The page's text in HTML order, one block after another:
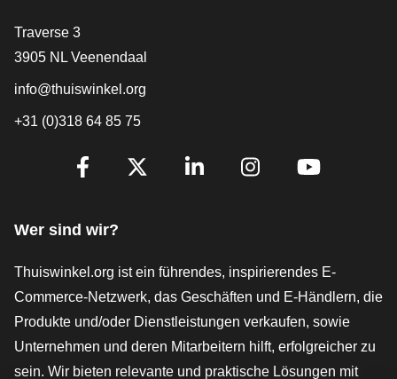
[_General:Contact]
Traverse 3
3905 NL Veenendaal
info@thuiswinkel.org
+31 (0)318 64 85 75
[_General:SocialMediaTitle]
Wer sind wir?
Thuiswinkel.org ist ein führendes, inspirierendes E-
Commerce-Netzwerk, das Geschäften und E-Händlern, die
Produkte und/oder Dienstleistungen verkaufen, sowie
Unternehmen und deren Mitarbeitern hilft, erfolgreicher zu
sein. Wir bieten relevante und praktische Lösungen mit